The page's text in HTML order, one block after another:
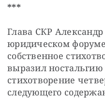
***
Глава СКР
юридическом
собственное
выразил
стихотворение
следующего